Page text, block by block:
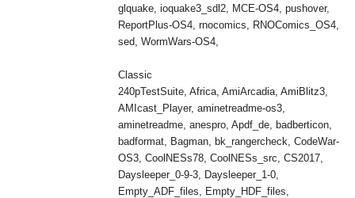
glquake, ioquake3_sdl2, MCE-OS4, pushover,
ReportPlus-OS4, rnocomics, RNOComics_OS4,
sed, WormWars-OS4,
Classic
240pTestSuite, Africa, AmiArcadia, AmiBlitz3,
AMIcast_Player, aminetreadme-os3,
aminetreadme, anespro, Apdf_de, badberticon,
badformat, Bagman, bk_rangercheck, CodeWar-
OS3, CoolNESs78, CoolNESs_src, CS2017,
Daysleeper_0-9-3, Daysleeper_1-0,
Empty_ADF_files, Empty_HDF_files,